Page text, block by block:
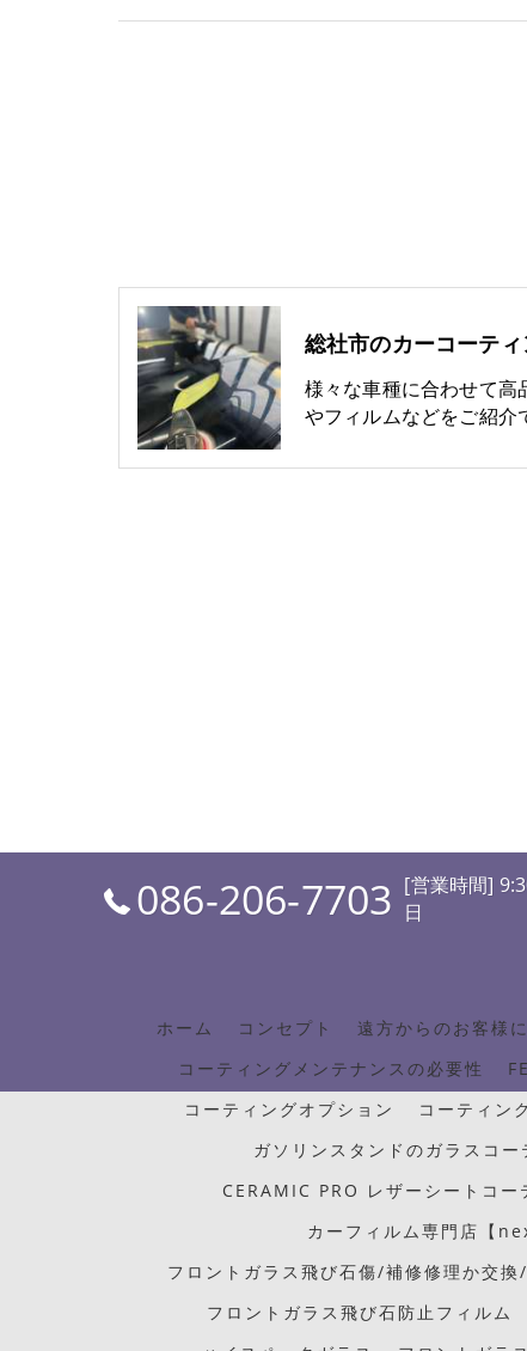
様々な車種に合わせて高
やフィルムなどをご紹介
086-206-7703 [営業時間]
日
ホーム コンセプト 遠方からのお客様
コーティングメンテナンスの必要性
コーティングオプション
コーティン
ガソリンスタンドのガラスコー
CERAMIC PRO レザーシートコー
カーフィルム専門店【
フロントガラス飛び石傷/補修修理か交
フロントガラス飛び石防止フィルム